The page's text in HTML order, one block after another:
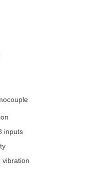
inputs
vibration